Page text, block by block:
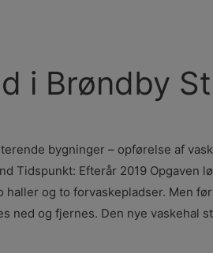
i Brøndby
bygninger – opførelse af
Tidspunkt: Efterår 2019 Opgaven
haller og to forvaskepladser. Men
ned og fjernes. Den nye vaskehal